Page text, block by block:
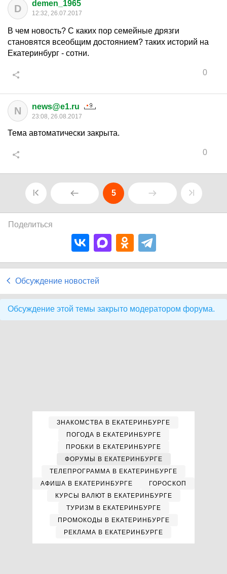
D demen_1965
12:32, 26.07.2017
В чем новость? С каких пор семейные дрязги
становятся всеобщим достоянием? таких историй на
Екатеринбург - сотни.
0
N news@e1.ru
23:08, 26.08.2017
Тема автоматически закрыта.
0
5
Поделиться
Обсуждение новостей
Обсуждение этой темы закрыто модератором форума.
ЗНАКОМСТВА В ЕКАТЕРИНБУРГЕ
ПОГОДА В ЕКАТЕРИНБУРГЕ
ПРОБКИ В ЕКАТЕРИНБУРГЕ
ФОРУМЫ В ЕКАТЕРИНБУРГЕ
ТЕЛЕПРОГРАММА В ЕКАТЕРИНБУРГЕ
АФИША В ЕКАТЕРИНБУРГЕ
ГОРОСКОП
КУРСЫ ВАЛЮТ В ЕКАТЕРИНБУРГЕ
ТУРИЗМ В ЕКАТЕРИНБУРГЕ
ПРОМОКОДЫ В ЕКАТЕРИНБУРГЕ
РЕКЛАМА В ЕКАТЕРИНБУРГЕ